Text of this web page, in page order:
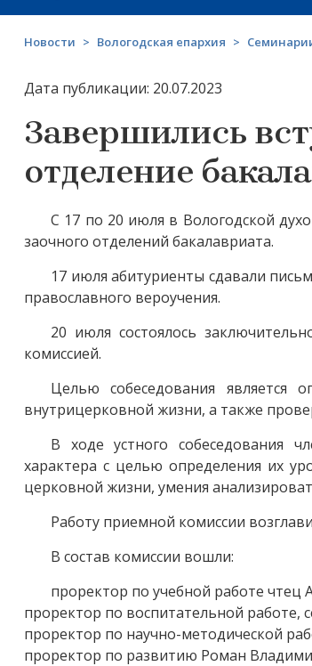
Новости > Вологодская епархия >
Дата публикации: 20.07.2023
Завершились
отделение
С 17 по 20 июля в Вологодской
заочного отделений бакалавриата.
17 июля абитуриенты сдавали
православного вероучения.
20 июля состоялось
комиссией.
Целью собеседования является
внутрицерковной жизни, а также
В ходе устного собеседования
характера с целью определения их
церковной жизни, умения
Работу приемной комиссии
В состав комиссии вошли:
проректор по учебной работе чтец
проректор по воспитательной
проректор по научно-методической
проректор по развитию Роман